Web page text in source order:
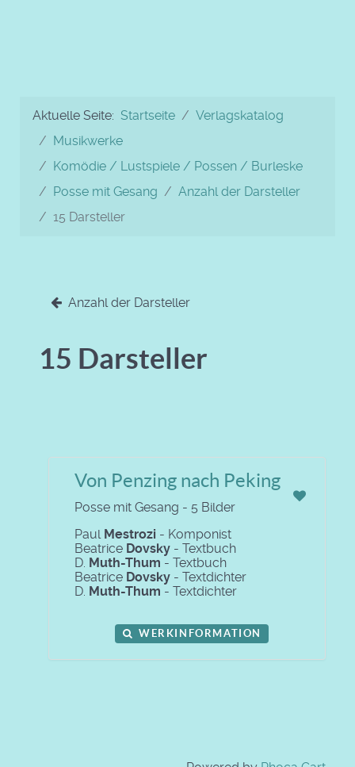
Aktuelle Seite: Startseite
Verlagskatalog
Musikwerke
Komödie / Lustspiele / Possen / Burleske
Posse mit Gesang
Anzahl der Darsteller
15 Darsteller
Anzahl der Darsteller
15 Darsteller
Von Penzing nach Peking
Posse mit Gesang - 5 Bilder
Paul Mestrozi - Komponist
Beatrice Dovsky - Textbuch
D. Muth-Thum - Textbuch
Beatrice Dovsky - Textdichter
D. Muth-Thum - Textdichter
WERKINFORMATION